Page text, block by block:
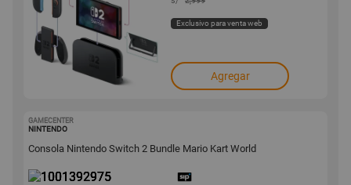
Exclusivo para venta web
Agregar
GAMECENTER
NINTENDO
Consola Nintendo Switch 2 Bundle Mario Kart World